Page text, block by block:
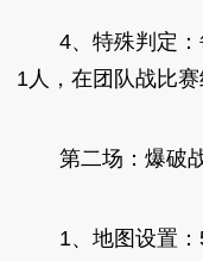
4、特殊判定：
1人，在团队战比
第二场：爆破
1、地图设置：5